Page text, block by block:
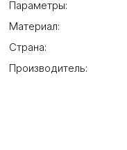
Параметры:
Материал:
Страна:
Производитель: